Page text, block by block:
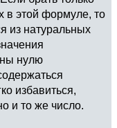
в этой формуле, то
из натуральных
нулю
избавиться,
и то же число.